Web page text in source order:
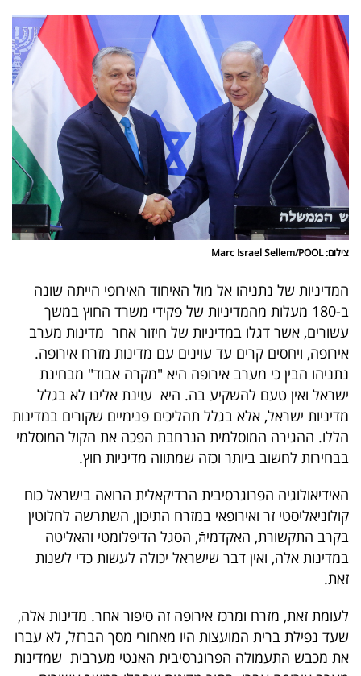
עקבו
אחרינו:
צילום: Marc Israel Sellem/POOL
המדיניות של נתניהו אל מול האיחוד האירופי הייתה שונה
ב-180 מעלות מהמדיניות של פקידי משרד החוץ במשך
עשורים, אשר דגלו במדיניות של חיזור אחר מדינות מערב
אירופה, ויחסים קרים עד עוינים עם מדינות מזרח אירופה.
נתניהו הבין כי מערב אירופה היא "מקרה אבוד" מבחינת
ישראל ואין טעם להשקיע בה. היא עוינת אלינו לא בגלל
מדיניות ישראל, אלא בגלל תהליכים פנימיים שקורים במדינות
הללו. ההגירה המוסלמית הנרחבת הפכה את הקול המוסלמי
בבחירות לחשוב ביותר וכזה שמתווה מדיניות חוץ.
האידיאולוגיה הפרוגרסיבית הרדיקאלית הרואה בישראל כוח
קולוניאליסטי זר ואירופאי במזרח התיכון, השתרשה לחלוטין
בקרב התקשורת, האקדמיהֿ, הסגל הדיפלומטי והאליטה
במדינות אלה, ואין דבר שישראל יכולה לעשות כדי לשנות
זאת.
לעומת זאת, מזרח ומרכז אירופה זה סיפור אחר. מדינות אלה,
שעד נפילת ברית המועצות היו מאחורי מסך הברזל, לא עברו
את מכבש התעמולה הפרוגרסיבית האנטי מערבית שמדינות